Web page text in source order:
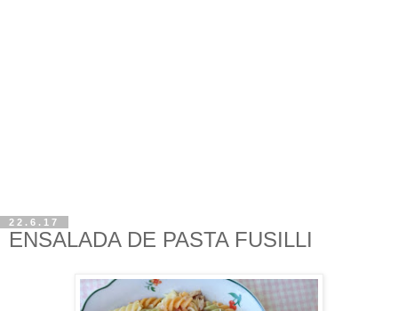
22.6.17
ENSALADA DE PASTA FUSILLI